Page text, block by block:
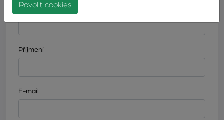
Jméno
Příjmení
E-mail
Povolit cookies